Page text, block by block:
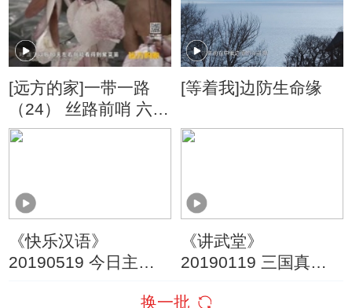
[远方的家]一带一路
（24） 丝路前哨 六鳌
古城
[等着我]边防生命缘
《快乐汉语》
20190519 今日主
《讲武堂》
20190119 三国真相
换一批